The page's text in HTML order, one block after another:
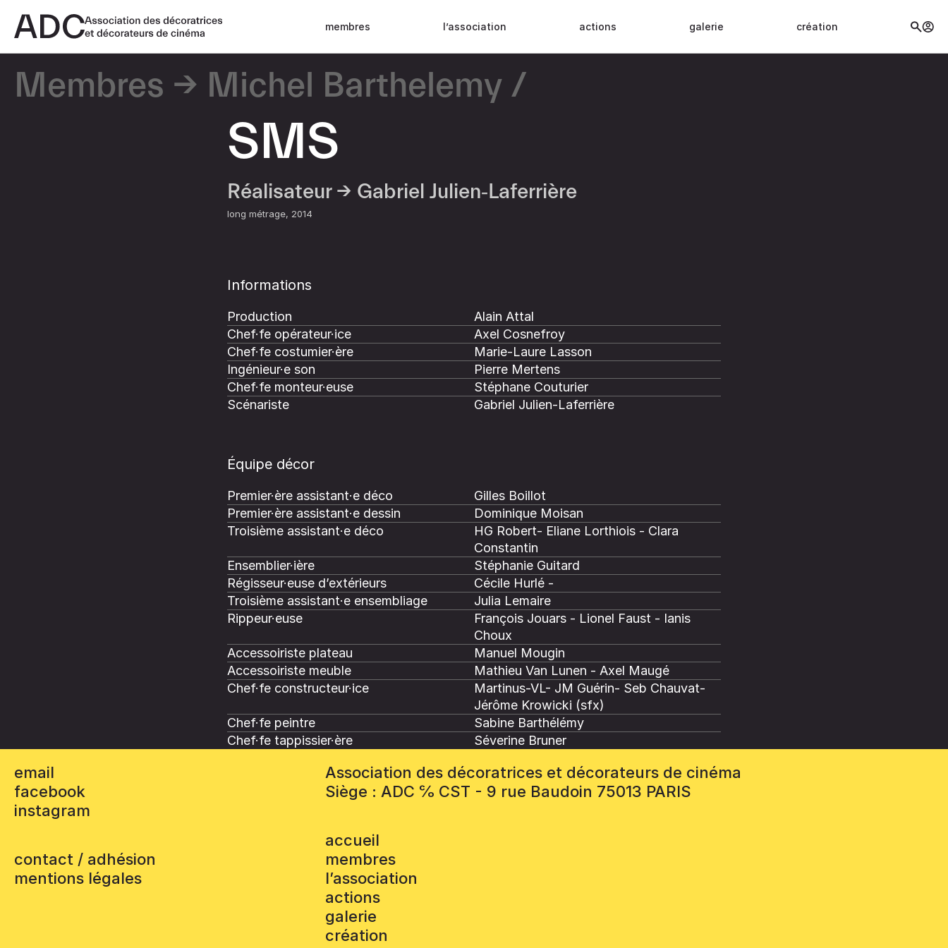
membres l’association actions galerie création
Membres Michel Barthelemy
SMS
Réalisateur → Gabriel Julien‑Laferrière
long métrage 2014
Informations
Production
Alain Attal
Chef·fe opérateur·ice
Axel Cosnefroy
Chef·fe costumier·ère
Marie-Laure Lasson
Ingénieur·e son
Pierre Mertens
Chef·fe monteur·euse
Stéphane Couturier
Scénariste
Gabriel Julien-Laferrière
Équipe décor
Premier·ère assistant·e déco
Gilles Boillot
Premier·ère assistant·e dessin
Dominique Moisan
Troisième assistant·e déco
HG Robert- Eliane Lorthiois - Clara
Constantin
Ensemblier·ière
Stéphanie Guitard
Régisseur·euse d’extérieurs
Cécile Hurlé -
Troisième assistant·e ensembliage
Julia Lemaire
Rippeur·euse
François Jouars - Lionel Faust - Ianis
Choux
Accessoiriste plateau
Manuel Mougin
Accessoiriste meuble
Mathieu Van Lunen - Axel Maugé
Chef·fe constructeur·ice
Martinus-VL- JM Guérin- Seb Chauvat-
Jérôme Krowicki (sfx)
Chef·fe peintre
Sabine Barthélémy
Chef·fe tappissier·ère
Séverine Bruner
email
facebook
instagram
contact / adhésion
mentions légales
Association des décoratrices et décorateurs de cinéma
Siège : ADC ℅ CST - 9 rue Baudoin 75013 PARIS
accueil
membres
l’association
actions
galerie
création